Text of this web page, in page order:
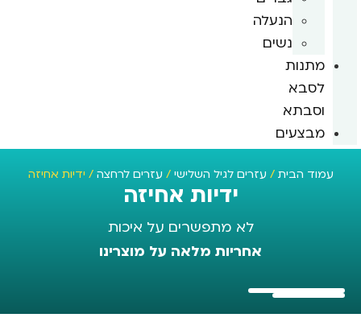
הנעלה
נשים
מתנות
לסבא
וסבתא
מבצעים
עמוד הבית / עזרים לגיל השלישי / עזרים לרחצה / ידיות אחיזה
ידיות אחיזה
לא מתפשרים על איכות
אחריות מלאה על מוצרינו